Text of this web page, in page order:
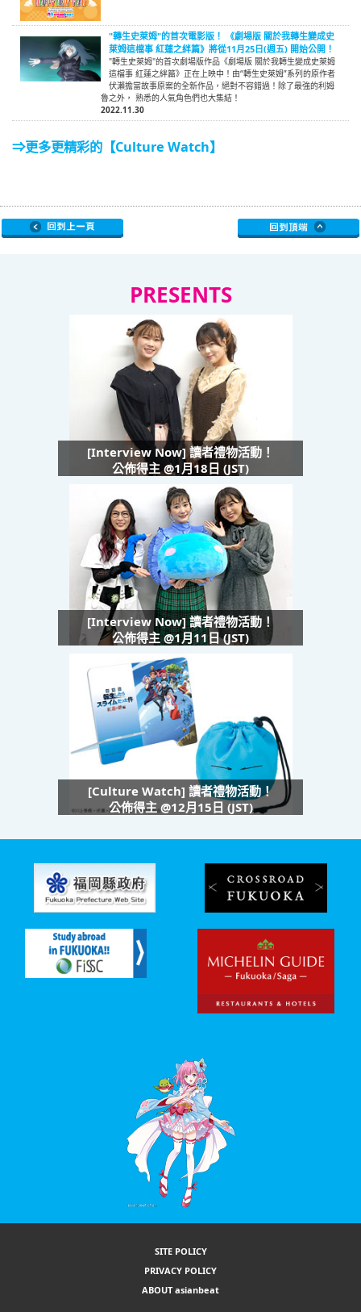
"轉生史萊姆"的首次電影版！ 《劇場版 關於我轉生變成史
萊姆這檔事 紅蓮之絆篇》將從11月25日(週五) 開始公開！
"轉生史萊姆"的首次劇場版作品《劇場版 關於我轉生變成史萊姆
這檔事 紅蓮之絆篇》正在上映中！由“轉生史萊姆”系列的原作者
伏瀨擔當故事原案的全新作品，絕對不容錯過！除了最強的利姆
魯之外， 熟悉的人氣角色們也大集結！
2022.11.30
⇒更多更精彩的【Culture Watch】
PRESENTS
[Interview Now] 讀者禮物活動！
公佈得主 @1月18日 (JST)
[Interview Now] 讀者禮物活動！
公佈得主 @1月11日 (JST)
[Culture Watch] 讀者禮物活動！
公佈得主 @12月15日 (JST)
SITE POLICY
PRIVACY POLICY
ABOUT asianbeat